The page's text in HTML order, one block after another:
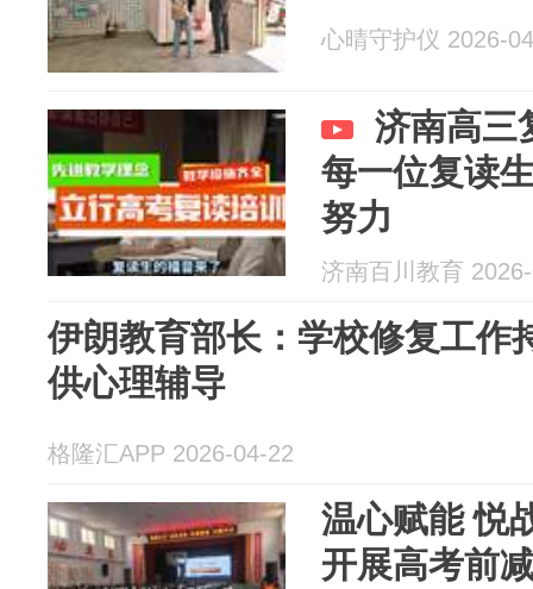
心晴守护仪 2026-
济南高三
每一位复读
努力
济南百川教育
伊朗教育部长：学校修复工作
供心理辅导
格隆汇APP 2026-04-22
温心赋能 悦战高考——闻喜中学
开展高考前